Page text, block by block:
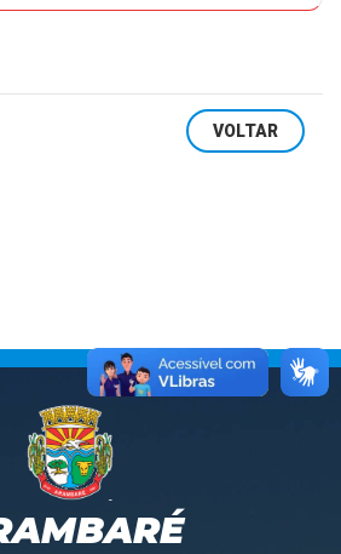
VOLTAR